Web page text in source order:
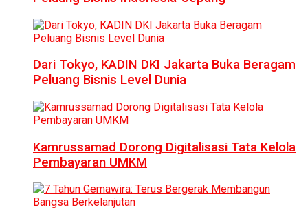
Dari Tokyo, KADIN DKI Jakarta Buka Beragam
Peluang Bisnis Level Dunia
Kamrussamad Dorong Digitalisasi Tata Kelola
Pembayaran UMKM